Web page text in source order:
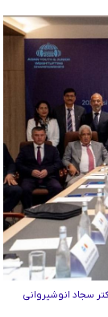
سجاد انوشیروانی